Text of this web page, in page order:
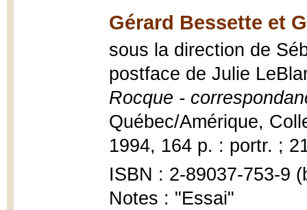
Gérard Bessette et
sous la direction de
postface de Julie
Rocque -
Québec/Amérique,
1994, 164 p. : portr. ;
ISBN : 2-89037-753-9
Notes : "Essai"